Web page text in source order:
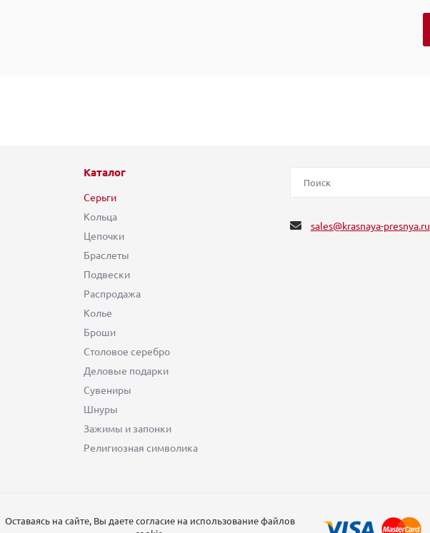
Каталог
Серьги
Кольца
Цепочки
Браслеты
Подвески
Распродажа
Колье
Броши
Столовое серебро
Деловые подарки
Сувениры
Шнуры
Зажимы и запонки
Религиозная символика
sales@krasnaya-presnya.ru
Оставаясь на сайте, Вы даете согласие на использование файлов